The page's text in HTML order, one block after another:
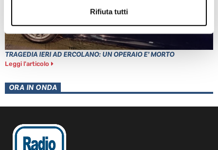
Rifiuta tutti
TRAGEDIA IERI AD ERCOLANO: UN OPERAIO E’ MORTO
Leggi l'articolo
ORA IN ONDA